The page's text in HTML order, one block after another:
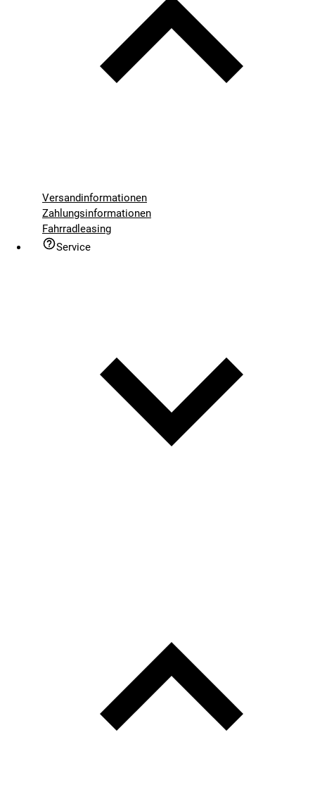
Versandinformationen
Zahlungsinformationen
Fahrradleasing
Service